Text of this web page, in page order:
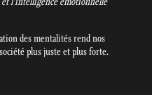
des mentalités rend nos
plus juste et plus forte.